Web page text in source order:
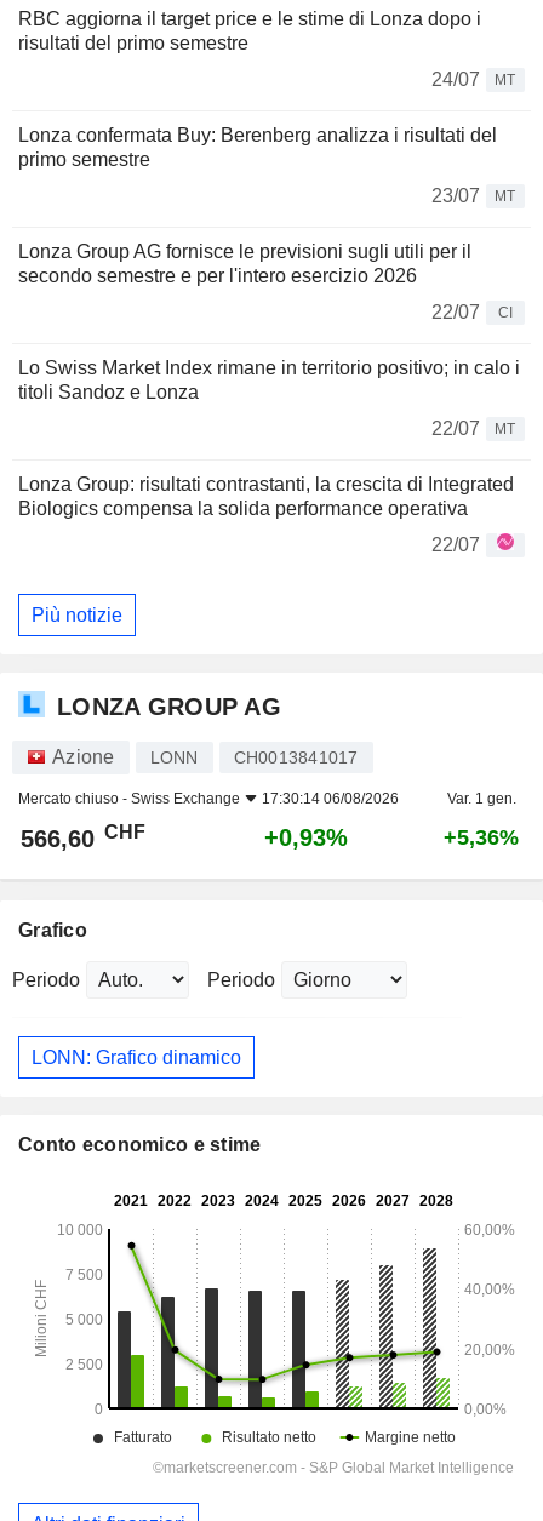
RBC aggiorna il target price e le stime di Lonza dopo i
risultati del primo semestre
24/07
MT
Lonza confermata Buy: Berenberg analizza i risultati del
primo semestre
23/07
MT
Lonza Group AG fornisce le previsioni sugli utili per il
secondo semestre e per l'intero esercizio 2026
22/07
CI
Lo Swiss Market Index rimane in territorio positivo; in calo i
titoli Sandoz e Lonza
22/07
MT
Lonza Group: risultati contrastanti, la crescita di Integrated
Biologics compensa la solida performance operativa
22/07
Più notizie
LONZA GROUP AG
Azione LONN CH0013841017
Mercato chiuso - Swiss Exchange 17:30:14 06/08/2026 Var. 1 gen.
566,60 CHF +0,93% +5,36%
Grafico
Periodo Periodo
LONN: Grafico dinamico
Conto economico e stime